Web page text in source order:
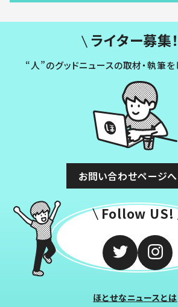
ライター募集！
“人”のグッドニュースの取材・執筆を
お問い合わせページへ
Follow US!
ほとせなニュースとは